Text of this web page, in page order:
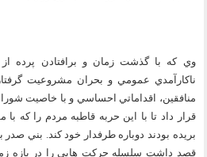
وي كه با گذشت زمان و برافتادن پرده
ناكارآمدي عمومي و بحران مشروعيت
منافقين، اقداماتي احساسي و با خاصيت
قرار داد تا با اين حربه قاطبه مردم را كه
بريده بودند دوباره طرفدار خود كند. بني
قصد داشت سلسله حركت هايي را در بازه